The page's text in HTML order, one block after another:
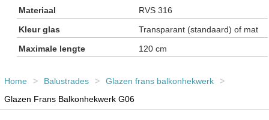
Materiaal
RVS 316
Kleur glas
Transparant (standaard) of mat
Maximale lengte
120 cm
Home > Balustrades > Glazen frans balkonhekwerk
>
Glazen Frans Balkonhekwerk G06